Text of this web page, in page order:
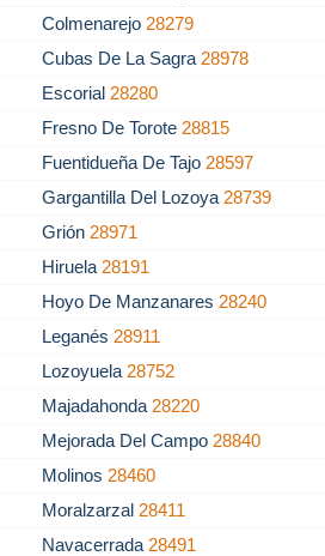
Colmenarejo 28279
Cubas De La Sagra 28978
Escorial 28280
Fresno De Torote 28815
Fuentidueña De Tajo 28597
Gargantilla Del Lozoya 28739
Grión 28971
Hiruela 28191
Hoyo De Manzanares 28240
Leganés 28911
Lozoyuela 28752
Majadahonda 28220
Mejorada Del Campo 28840
Molinos 28460
Moralzarzal 28411
Navacerrada 28491